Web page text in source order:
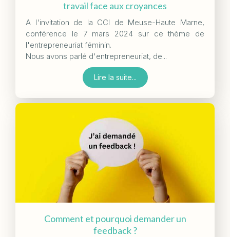
travail face aux croyances
A l'invitation de la CCI de Meuse-Haute Marne,
conférence le 7 mars 2024 sur ce thème de
l'entrepreneuriat féminin.
Nous avons parlé d'entrepreneuriat, de...
Lire la suite...
Comment et pourquoi demander un
feedback ?